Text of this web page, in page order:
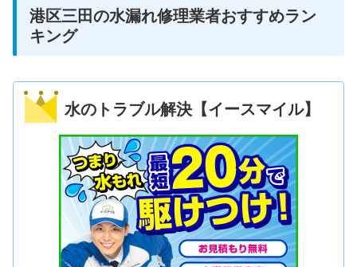
港区三田の水漏れ修理業者おすすめラン
キング
水のトラブル解決【イースマイル】